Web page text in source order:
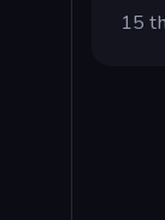
15